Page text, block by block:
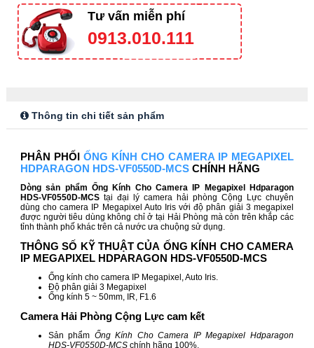
Tư vấn miễn phí
0913.010.111
Thông tin chi tiết sản phẩm
PHÂN PHỐI ỐNG KÍNH CHO CAMERA IP MEGAPIXEL
HDPARAGON HDS-VF0550D-MCSCHÍNH HÃNG
Dòng sản phẩm Ống Kính Cho Camera IP Megapixel Hdparagon
HDS-VF0550D-MCS tại đại lý camera hải phòng Cộng Lực chuyên
dùng cho camera IP Megapixel Auto Iris với độ phân giải 3 megapixel
được người tiêu dùng không chỉ ở tại Hải Phòng mà còn trên khắp các
tỉnh thành phố khác trên cả nước ưa chuộng sử dụng.
THÔNG SỐ KỸ THUẬT CỦA ỐNG KÍNH CHO CAMERA
IP MEGAPIXEL HDPARAGON HDS-VF0550D-MCS
Ống kính cho camera IP Megapixel, Auto Iris.
Độ phân giải 3 Megapixel
Ống kính 5 ~ 50mm, IR, F1.6
Camera Hải Phòng Cộng Lực cam kết
Sản phẩm Ống Kính Cho Camera IP Megapixel Hdparagon
HDS-VF0550D-MCS chính hãng 100%.